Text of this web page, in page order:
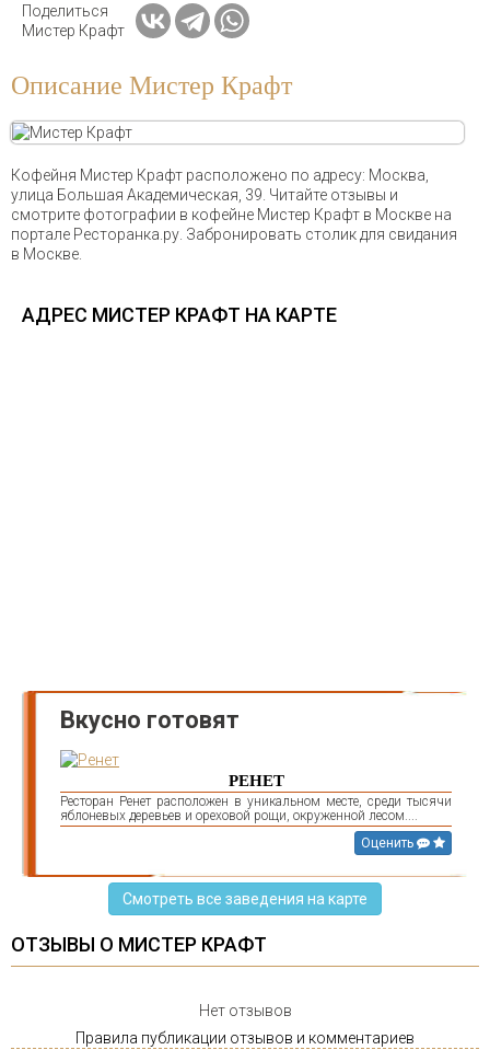
Поделиться
Мистер Крафт
Описание Мистер Крафт
Кофейня Мистер Крафт расположено по адресу: Москва,
улица Большая Академическая, 39. Читайте отзывы и
смотрите фотографии в кофейне Мистер Крафт в Москве на
портале Ресторанка.ру. Забронировать столик для свидания
в Москве.
АДРЕС МИСТЕР КРАФТ НА КАРТЕ
Вкусно готовят
РЕНЕТ
Ресторан Ренет расположен в уникальном месте, среди тысячи
яблоневых деревьев и ореховой рощи, окруженной лесом....
Оценить
Смотреть все заведения на карте
ОТЗЫВЫ О МИСТЕР КРАФТ
Нет отзывов
Правила публикации отзывов и комментариев